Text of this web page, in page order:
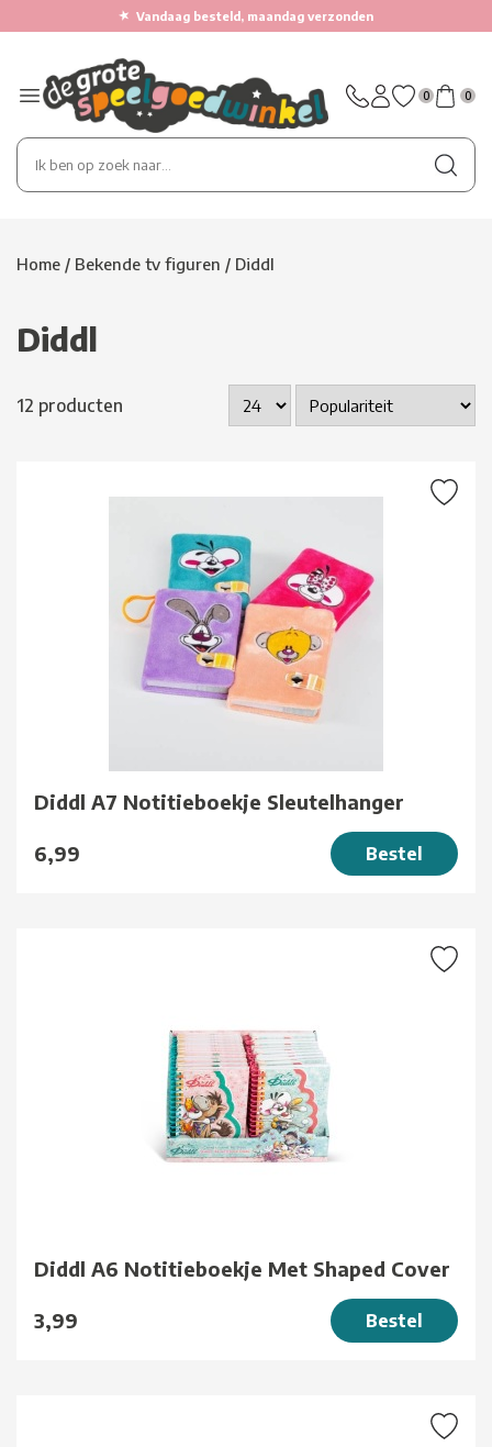
★ Vandaag besteld, maandag verzonden
0 0
Home / Bekende tv figuren / Diddl
Diddl
12 producten
Diddl A7 Notitieboekje Sleutelhanger
6,99 Bestel
Diddl A6 Notitieboekje Met Shaped Cover
3,99 Bestel